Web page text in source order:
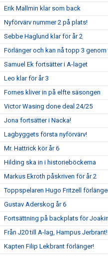
Erik Mallmin klar som back
Nyförvärv nummer 2 på plats!
Sebbe Haglund klar för år 2
Förlänger och kan nå topp 3 genom
Samuel Ek fortsätter i A-laget
Leo klar för år 3
Fornes kliver in på elfte säsongen
Victor Wasing done deal 24/25
Jona fortsätter i Nacka!
Lagbyggets första nyförvärv!
Mr. Hattrick kör år 6
Hilding ska in i historieböckerna
Markus Ekroth påskriven för år 2
Toppspelaren Hugo Fritzell
Gustav Aderskog år 6
Fortsättning på backplats för
Från J20 till A-lag, Hampus Jerbrant!
Kapten Filip Lekbrant förlänger!